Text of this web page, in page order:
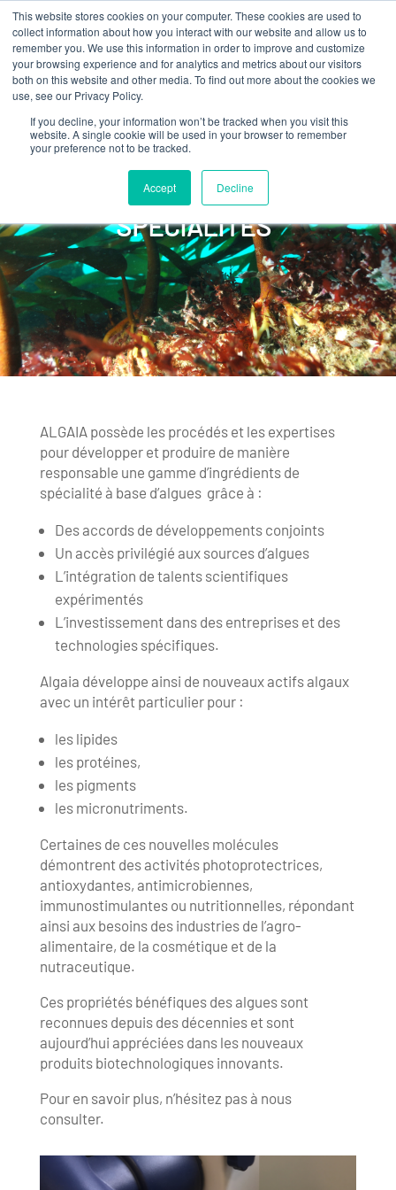
This website stores cookies on your computer. These cookies are used to
collect information about how you interact with our website and allow us to
remember you. We use this information in order to improve and customize
your browsing experience and for analytics and metrics about our visitors
both on this website and other media. To find out more about the cookies we
use, see our Privacy Policy.
If you decline, your information won’t be tracked when you visit this
website. A single cookie will be used in your browser to remember
your preference not to be tracked.
Accept Decline
EXTRAITS D’ALGUES DE
SPÉCIALITÉS
ALGAIA possède les procédés et les expertises
pour développer et produire de manière
responsable une gamme d’ingrédients de
spécialité à base d’algues grâce à :
Des accords de développements conjoints
Un accès privilégié aux sources d’algues
L’intégration de talents scientifiques
expérimentés
L’investissement dans des entreprises et des
technologies spécifiques.
Algaia développe ainsi de nouveaux actifs algaux
avec un intérêt particulier pour :
les lipides
les protéines,
les pigments
les micronutriments.
Certaines de ces nouvelles molécules
démontrent des activités photoprotectrices,
antioxydantes, antimicrobiennes,
immunostimulantes ou nutritionnelles, répondant
ainsi aux besoins des industries de l’agro-
alimentaire, de la cosmétique et de la
nutraceutique.
Ces propriétés bénéfiques des algues sont
reconnues depuis des décennies et sont
aujourd’hui appréciées dans les nouveaux
produits biotechnologiques innovants.
Pour en savoir plus, n’hésitez pas à nous
consulter.